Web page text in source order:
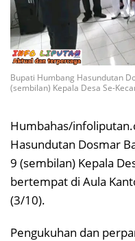
Bupati Humbang Hasundutan
(sembilan) Kepala Desa Se-
Humbahas/
Hasundutan Dosmar
9 (sembilan) Kepala
bertempat di Aula
(3/10).
Pengukuhan dan